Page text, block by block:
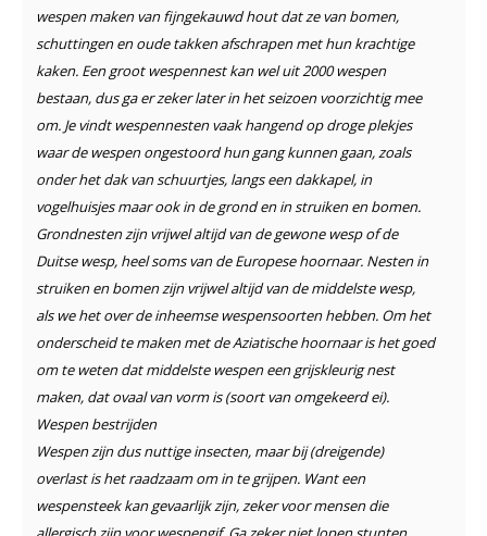
wespen maken van fijngekauwd hout dat ze van bomen,
schuttingen en oude takken afschrapen met hun krachtige
kaken. Een groot wespennest kan wel uit 2000 wespen
bestaan, dus ga er zeker later in het seizoen voorzichtig mee
om. Je vindt wespennesten vaak hangend op droge plekjes
waar de wespen ongestoord hun gang kunnen gaan, zoals
onder het dak van schuurtjes, langs een dakkapel, in
vogelhuisjes maar ook in de grond en in struiken en bomen.
Grondnesten zijn vrijwel altijd van de gewone wesp of de
Duitse wesp, heel soms van de Europese hoornaar. Nesten in
struiken en bomen zijn vrijwel altijd van de middelste wesp,
als we het over de inheemse wespensoorten hebben. Om het
onderscheid te maken met de Aziatische hoornaar is het goed
om te weten dat middelste wespen een grijskleurig nest
maken, dat ovaal van vorm is (soort van omgekeerd ei).
Wespen bestrijden
Wespen zijn dus nuttige insecten, maar bij (dreigende)
overlast is het raadzaam om in te grijpen. Want een
wespensteek kan gevaarlijk zijn, zeker voor mensen die